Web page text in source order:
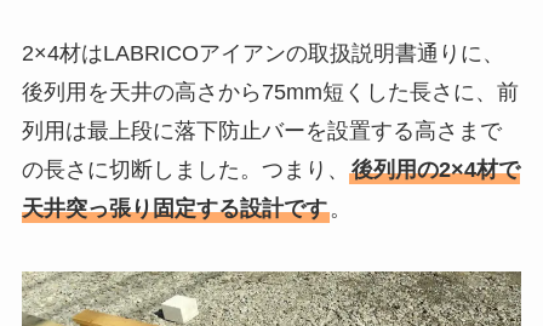
2×4材はLABRICOアイアンの取扱説明書通りに、
後列用を天井の高さから75mm短くした長さに、前
列用は最上段に落下防止バーを設置する高さまで
の長さに切断しました。つまり、 後列用の2×4材で
天井突っ張り固定する設計です。